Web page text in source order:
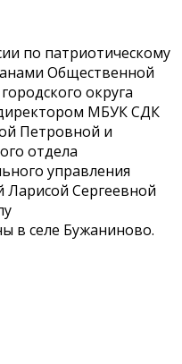
по патриотическому
Общественной
округа
МБУК СДК
Петровной и
отдела
управления
Ларисой Сергеевной
в селе Бужаниново.